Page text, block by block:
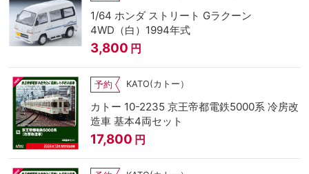
1/64 ホンダ ストリート Gラクーン
4WD（白）1994年式
3,800 円
予約 KATO(カトー）
カトー 10-2235 京王帝都電鉄5000系 冷房改
造車 基本4両セット
17,800 円